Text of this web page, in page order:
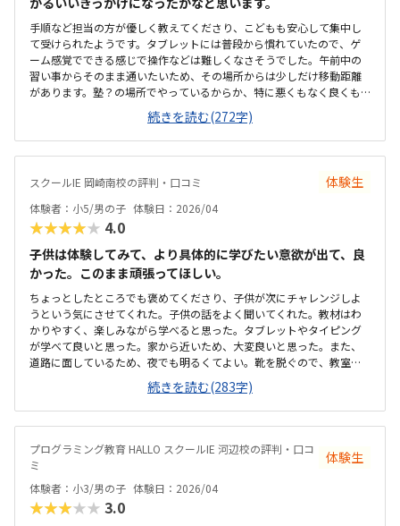
手順など担当の方が優しく教えてくださり、こどもも安心して集中し
て受けられたようです。タブレットには普段から慣れていたので、ゲ
ーム感覚でできる感じで操作などは難しくなさそうでした。午前中の
習い事からそのまま通いたいため、その場所からは少しだけ移動距離
があります。塾？の場所でやっているからか、特に悪くもなく良くも
なくといった雰囲気ですが、集中はできるのかなと思います。習い事
と習い事の合間にできればと思って探していますが、少し高めだなと
いう印象があります。まだ内容をちゃんとやっていないので何とも言
えませんが、興味はありそうな項目だなと思います。
続きを読む(272字)
スクールIE 岡崎南校の評判・口コミ 体験生
体験者：小5/男の子 体験日：2026/04
★★★★★ 4.0
子供は体験してみて、より具体的に学びたい意欲が出て、良
かった。このまま頑張ってほしい。
ちょっとしたところでも褒めてくださり、子供が次にチャレンジしよ
うという気にさせてくれた。子供の話をよく聞いてくれた。教材はわ
かりやすく、楽しみながら学べると思った。タブレットやタイピング
が学べて良いと思った。家から近いため、大変良いと思った。また、
道路に面しているため、夜でも明るくてよい。靴を脱ぐので、教室や
自習室には入れなかったが、とても綺麗で、環境よく学べると思っ
た。想定よりも維持費を含めて金額がしたので、3にしました。タブレ
ットとか持ち込みでもう少し安くなるといいなと思った。子供は時間
を忘れて、体験していたので、良かった。家でも学べる環境にしてあ
げたい。
続きを読む(283字)
プログラミング教育 HALLO スクールIE 河辺校の評判・口コ
ミ
体験生
体験者：小3/男の子 体験日：2026/04
★★★★★ 3.0